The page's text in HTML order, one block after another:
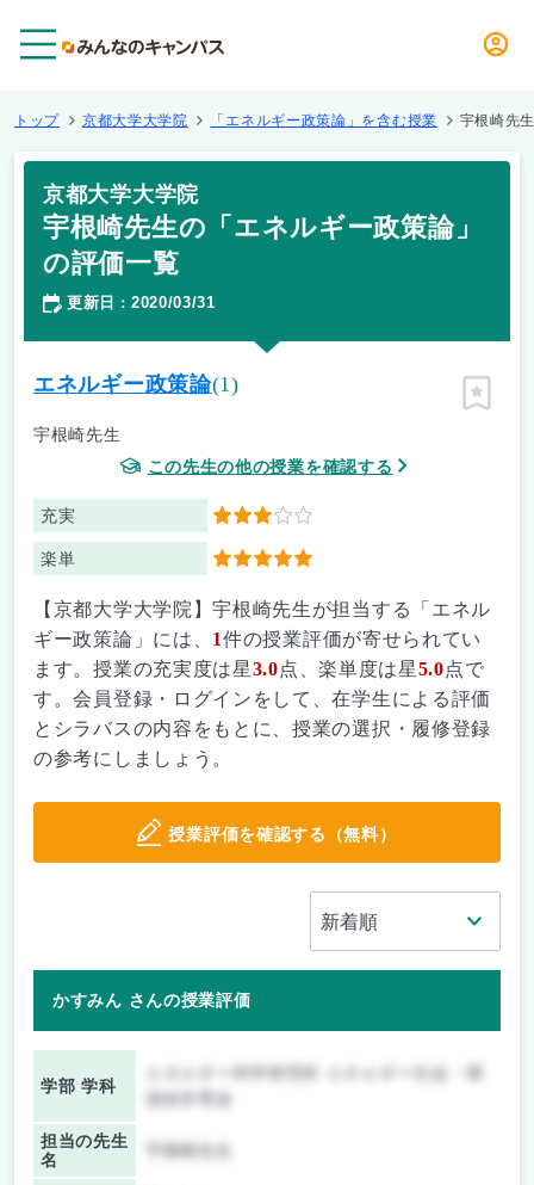
トップ 京都大学大学院 「エネルギー政策論」を含む授業 宇根崎先
京都大学大学院
宇根崎先生の「エネルギー政策論」
の評価一覧
更新日 ： 2020/03/31
エネルギー政策論(1)
宇根崎先生
この先生の他の授業を確認する
充実 3
楽単 5
ピン留
【京都大学大学院】宇根崎先生が担当する「エネル
ギー政策論」には、 1件の授業評価が寄せられてい
ます。授業の充実度は星3.0点、楽単度は星5.0点で
す。会員登録・ログインをして、在学生による評価
とシラバスの内容をもとに、授業の選択・履修登録
の参考にしましょう。
授業評価を確認する（無料）
かすみん さんの授業評価
学部 学科
エネルギー科学研究科 エネルギー社会・環
担当の先生
名
宇根崎先生